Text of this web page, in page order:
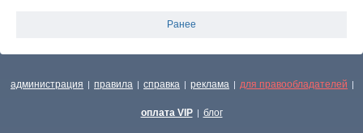
Ранее
администрация | правила | справка | реклама | для правообладателей |
оплата VIP | блог